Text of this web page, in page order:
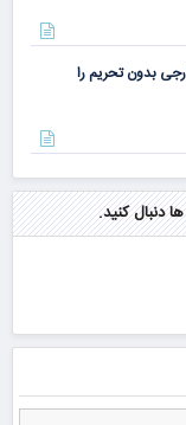
بدون تحریم را
دنبال کنید.